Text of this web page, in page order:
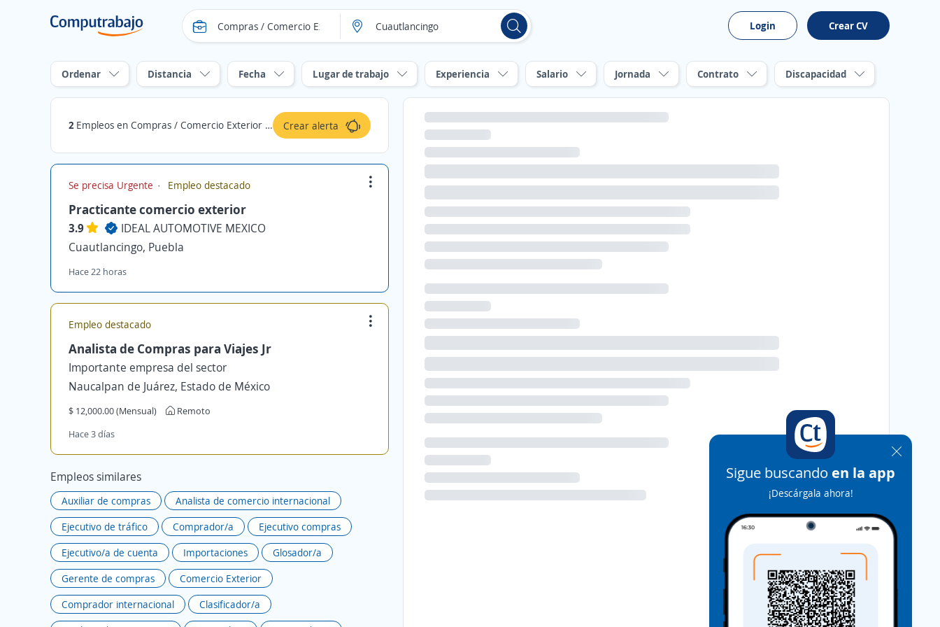
Login Crear CV
Ordenar Distancia Fecha Lugar de trabajo Experiencia Salario Jornada Contrato Discapacidad
2 Empleos en Compras / Comercio Exterior en Cuautlancingo, Puebla Crear alerta
Se precisa Urgente Empleo destacado
Practicante comercio exterior
3.9
IDEAL AUTOMOTIVE MEXICO
Cuautlancingo, Puebla
Hace 22 horas
Empleo destacado
Analista de Compras para Viajes Jr
Importante empresa del sector
Naucalpan de Juárez, Estado de México
$ 12,000.00 (Mensual)
Remoto
Hace 3 días
Empleos similares
Auxiliar de compras
Analista de comercio internacional
Ejecutivo de tráfico
Comprador/a
Ejecutivo compras
Ejecutivo/a de cuenta
Importaciones
Glosador/a
Gerente de compras
Comercio Exterior
Comprador internacional
Clasificador/a
Sigue buscando en la app
¡Descárgala ahora!